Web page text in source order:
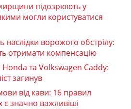
підозрюють у
могли користуватися
наслідки ворожого обстрілу:
отримати компенсацію
Honda та Volkswagen Caddy:
загинув
від кави: 16 правил
є значно важливіші